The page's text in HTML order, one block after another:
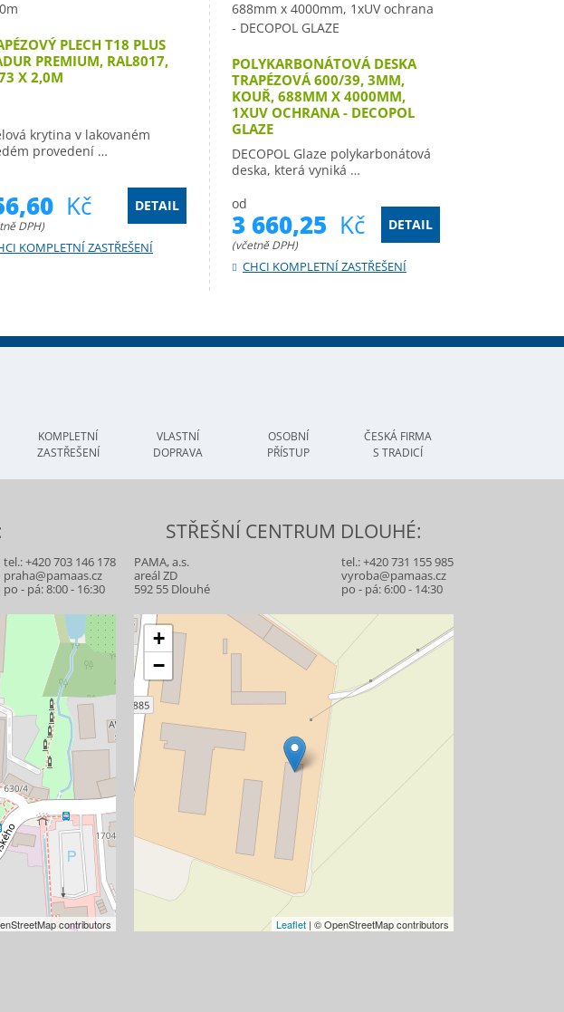
PLECH T18 PLUS
PREMIUM, RAL8017,
X 2,0M
krytina v lakovaném
provedení …
Kč
DPH)
DETAIL
KOMPLETNÍ ZASTŘEŠENÍ
POLYKARBONÁTOVÁ DESKA
TRAPÉZOVÁ 600/39, 3MM,
KOUŘ, 688MM X 4000MM,
1XUV OCHRANA - DECOPOL
GLAZE
DECOPOL Glaze polykarbonátová
deska, která vyniká …
od
3 660,25 Kč
(včetně DPH)
DETAIL
CHCI KOMPLETNÍ ZASTŘEŠENÍ
KOMPLETNÍ
ZASTŘEŠENÍ
VLASTNÍ
DOPRAVA
OSOBNÍ
PŘÍSTUP
ČESKÁ FIRMA
S TRADICÍ
tel.:+420 703 146 178
praha@pamaas.cz
po - pá: 8:00 - 16:30
contributors
STŘEŠNÍ CENTRUM DLOUHÉ:
PAMA, a.s.
areál ZD
592 55 Dlouhé
tel.:+420 731 155 985
vyroba@pamaas.cz
po - pá: 6:00 - 14:30
+
−
Leaflet| © OpenStreetMap contributors